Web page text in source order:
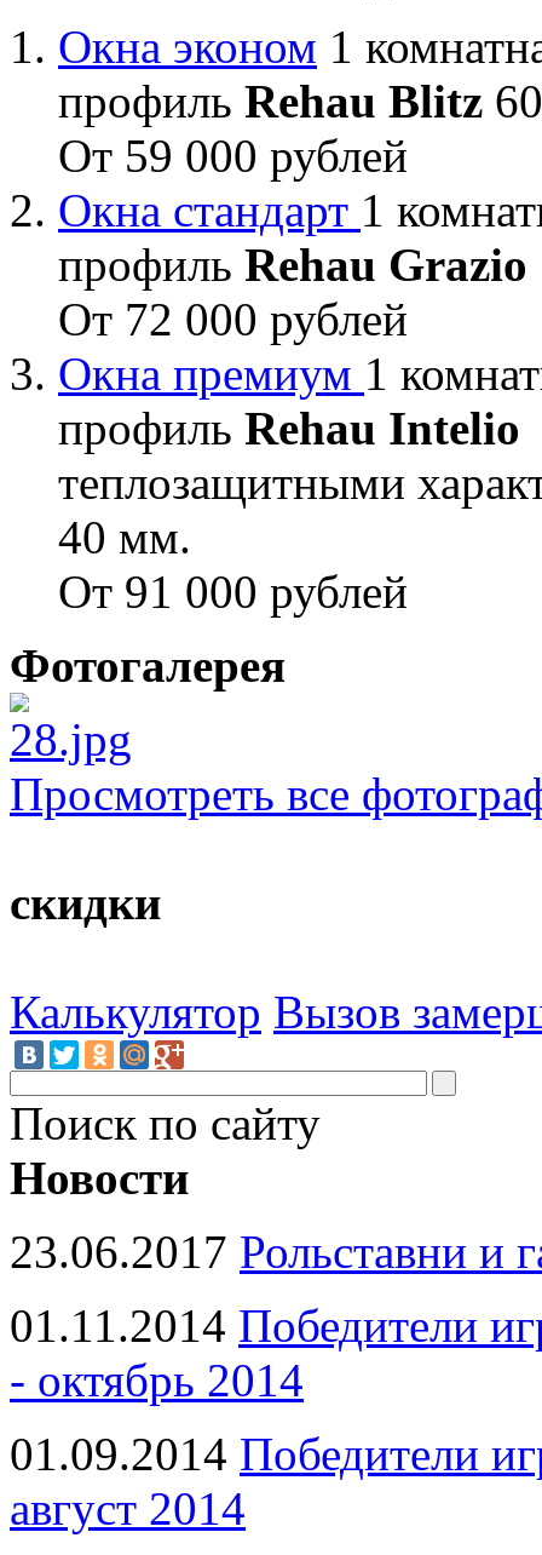
Окна эконом 1
профиль Rehau Blitz
От 59 000 рублей
Окна стандарт 1
профиль Rehau Grazio
От 72 000 рублей
Окна премиум 1
профиль Rehau Intelio
теплозащитными
40 мм.
От 91 000 рублей
Фотогалерея
Просмотреть все
скидки
Калькулятор Вызов
Поиск по сайту
Новости
23.06.2017 Рольставни и
01.11.2014 Победители
- октябрь 2014
01.09.2014 Победители
август 2014